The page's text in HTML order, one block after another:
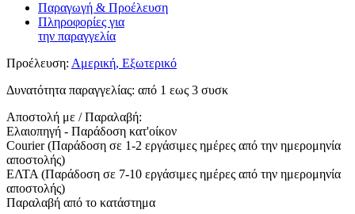
Παραγωγή & Προέλευση
Πληροφορίες για
την παραγγελία
Προέλευση: Αμερική, Εξωτερικό
Δυνατότητα παραγγελίας: από 1 εως 3 συσκ
Αποστολή με / Παραλαβή:
Ελαιοπηγή - Παράδοση κατ'οίκον
Courier (Παράδοση σε 1-2 εργάσιμες ημέρες από την ημερομηνία
αποστολής)
ΕΛΤΑ (Παράδοση σε 7-10 εργάσιμες ημέρες από την ημερομηνία
αποστολής)
Παραλαβή από το κατάστημα